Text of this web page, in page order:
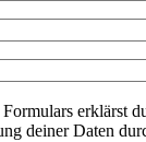
erklärst
deiner Daten